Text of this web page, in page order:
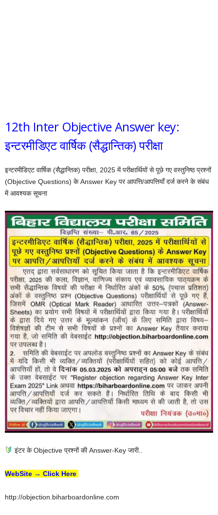
12th Inter Objective Answer key:
इन्टरमीडिएट वार्षिक (सैद्धान्तिक) परीक्षा
इन्टरमीडिएट वार्षिक (सैद्धान्तिक) परीक्षा, 2025 में परीक्षार्थियों से पूछे गए वस्तुनिष्ठ प्रश्नों
(Objective Questions) के Answer Key पर आपत्ति/आपत्तियाँ दर्ज करने के संबंध
में आवश्यक सूचना
इंटर के Objective प्रश्नों की Answer-Key जारी..
WebSite → Click Here
http://objection.biharboardonline.com